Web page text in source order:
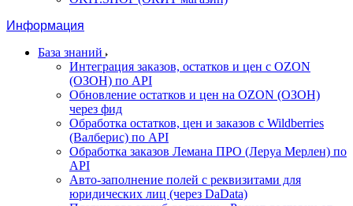
Информация
База знаний
Интеграция заказов, остатков и цен с OZON
(ОЗОН) по API
Обновление остатков и цен на OZON (ОЗОН)
через фид
Обработка остатков, цен и заказов с Wildberries
(Валберис) по API
Обработка заказов Лемана ПРО (Леруа Мерлен) по
API
Авто-заполнение полей с реквизитами для
юридических лиц (через DaData)